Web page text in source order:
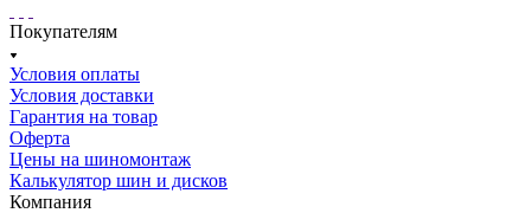
Покупателям
Условия оплаты
Условия доставки
Гарантия на товар
Оферта
Цены на шиномонтаж
Калькулятор шин и дисков
Компания